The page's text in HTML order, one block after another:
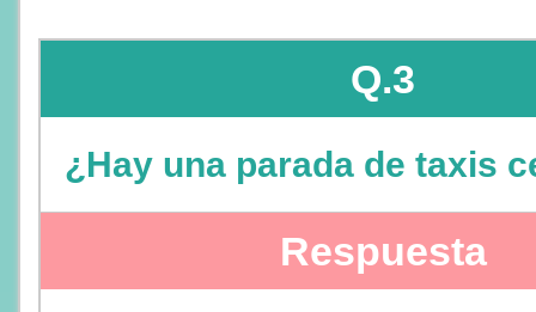
Q.3
¿Hay una parada de taxis
Respuesta